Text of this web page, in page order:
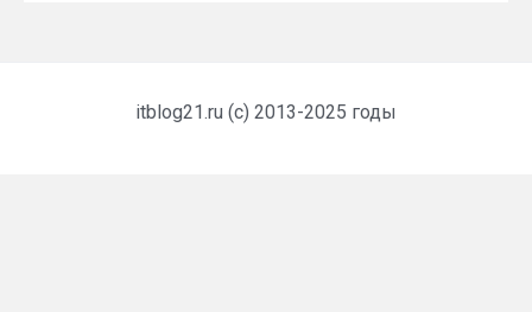
itblog21.ru (c) 2013-2025 годы